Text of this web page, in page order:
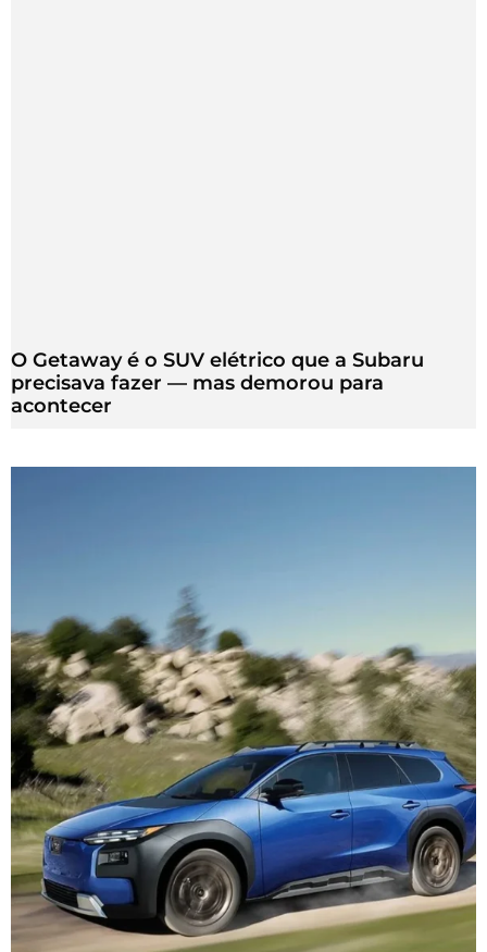
O Getaway é o SUV elétrico que a Subaru
precisava fazer — mas demorou para
acontecer